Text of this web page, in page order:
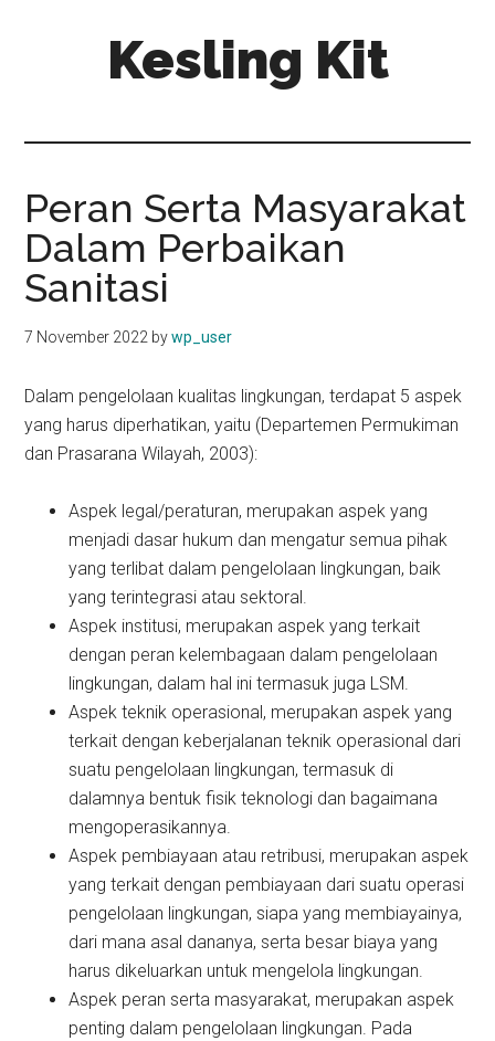
Kesling Kit
Peran Serta Masyarakat
Dalam Perbaikan
Sanitasi
7 November 2022 bywp_user
Dalam pengelolaan kualitas lingkungan, terdapat 5 aspek
yang harus diperhatikan, yaitu (Departemen Permukiman
dan Prasarana Wilayah, 2003):
Aspek legal/peraturan, merupakan aspek yang
menjadi dasar hukum dan mengatur semua pihak
yang terlibat dalam pengelolaan lingkungan, baik
yang terintegrasi atau sektoral.
Aspek institusi, merupakan aspek yang terkait
dengan peran kelembagaan dalam pengelolaan
lingkungan, dalam hal ini termasuk juga LSM.
Aspek teknik operasional, merupakan aspek yang
terkait dengan keberjalanan teknik operasional dari
suatu pengelolaan lingkungan, termasuk di
dalamnya bentuk fisik teknologi dan bagaimana
mengoperasikannya.
Aspek pembiayaan atau retribusi, merupakan aspek
yang terkait dengan pembiayaan dari suatu operasi
pengelolaan lingkungan, siapa yang membiayainya,
dari mana asal dananya, serta besar biaya yang
harus dikeluarkan untuk mengelola lingkungan.
Aspek peran serta masyarakat, merupakan aspek
penting dalam pengelolaan lingkungan. Pada